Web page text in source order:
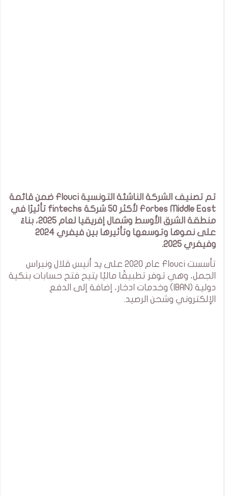
تم تصنيف الشركة الناشئة التونسية Flouci ضمن قائمة
Forbes Middle East لأكثر 50 شركة fintechs
تأثيرًا في
منطقة الشرق الأوسط وشمال إفريقيا لعام 2025، بناءً
على نموها وتوسعها وتأثيرها بين فيفري 2024
وفيفري 2025.
تأسست Flouci عام 2020 على يد أنيس قلال ونبراس
الجمل، وهي توفر تطبيقًا ماليًا يتيح فتح حسابات بنكية
دولية (IBAN) وخدمات ادخار، إضافة إلى الدفع
الإلكتروني وشحن الرصيد.